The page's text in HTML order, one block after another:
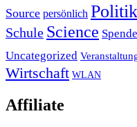
Source persönlich Politik
Schule Science
Uncategorized
Wirtschaft WLAN
Affiliate